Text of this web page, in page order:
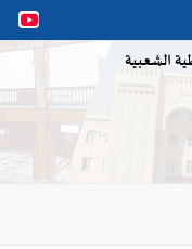
الشعبية